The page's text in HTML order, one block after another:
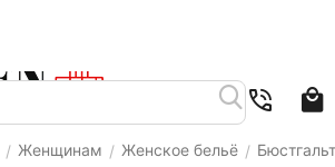
/ Женщинам / Женское бельё /